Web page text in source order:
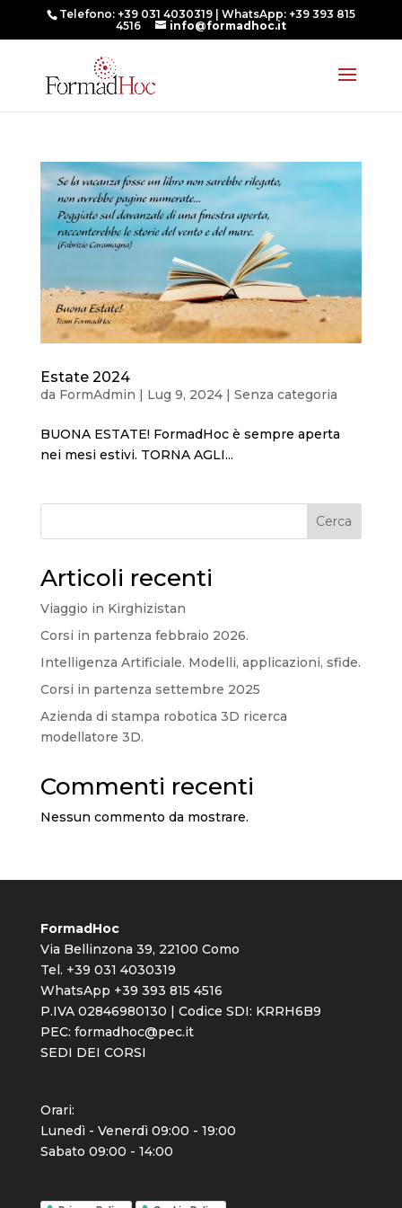
Telefono: +39 031 4030319 | WhatsApp: +39 393 815
4516
info@formadhoc.it
Estate 2024
da FormAdmin | Lug 9, 2024| Senza categoria
BUONA ESTATE! FormadHoc è sempre aperta
nei mesi estivi. TORNA AGLI...
Cerca
Articoli recenti
Viaggio in Kirghizistan
Corsi in partenza febbraio 2026.
Intelligenza Artificiale. Modelli, applicazioni, sfide.
Corsi in partenza settembre 2025
Azienda di stampa robotica 3D ricerca
modellatore 3D.
Commenti recenti
Nessun commento da mostrare.
FormadHoc
Via Bellinzona 39, 22100 Como
Tel. +39 031 4030319
WhatsApp +39 393 815 4516
P.IVA 02846980130 | Codice SDI: KRRH6B9
PEC: formadhoc@pec.it
SEDI DEI CORSI
Orari:
Lunedì - Venerdì 09:00 - 19:00
Sabato 09:00 - 14:00